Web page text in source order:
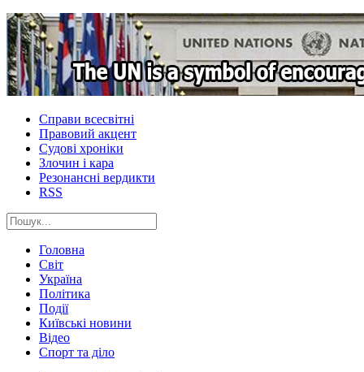
Справи всесвітні
Правовий акцент
Судові хроніки
Злочин і кара
Резонансні вердикти
RSS
Головна
Світ
Україна
Політика
Події
Київські новини
Відео
Спорт та діло